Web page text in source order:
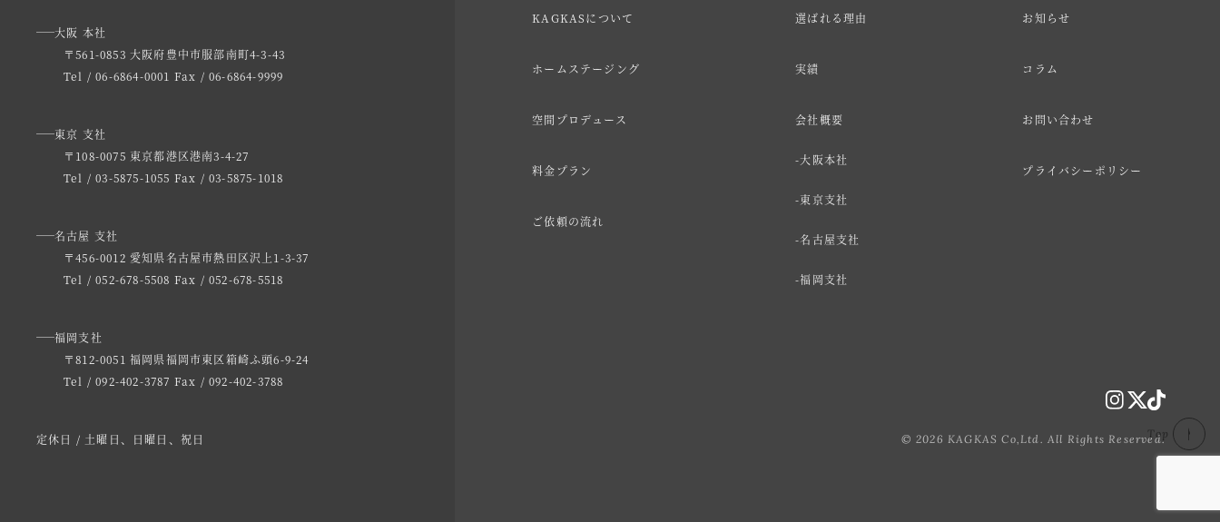
大阪 本社
〒561-0853 大阪府豊中市服部南町4-3-43
Tel / 06-6864-0001 Fax / 06-6864-9999
東京 支社
〒108-0075 東京都港区港南3-4-27
Tel / 03-5875-1055 Fax / 03-5875-1018
名古屋 支社
〒456-0012 愛知県名古屋市熱田区沢上1-3-37
Tel / 052-678-5508 Fax / 052-678-5518
福岡支社
〒812-0051 福岡県福岡市東区箱崎ふ頭6-9-24
Tel / 092-402-3787 Fax / 092-402-3788
定休日 / 土曜日、日曜日、祝日 Top
KAGKASについて
ホームステージング
空間プロデュース
料金プラン
ご依頼の流れ
選ばれる理由
実績
会社概要
大阪本社
東京支社
名古屋支社
福岡支社
お知らせ
コラム
お問い合わせ
プライバシーポリシー
© 2026 KAGKAS Co,Ltd. All Rights Reserved.